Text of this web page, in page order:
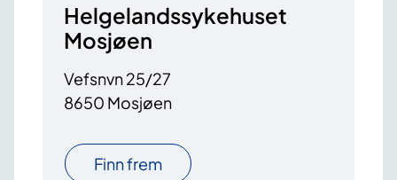
Helgelandssykehuset
Mosjøen
Vefsnvn 25/27
8650 Mosjøen
Finn frem